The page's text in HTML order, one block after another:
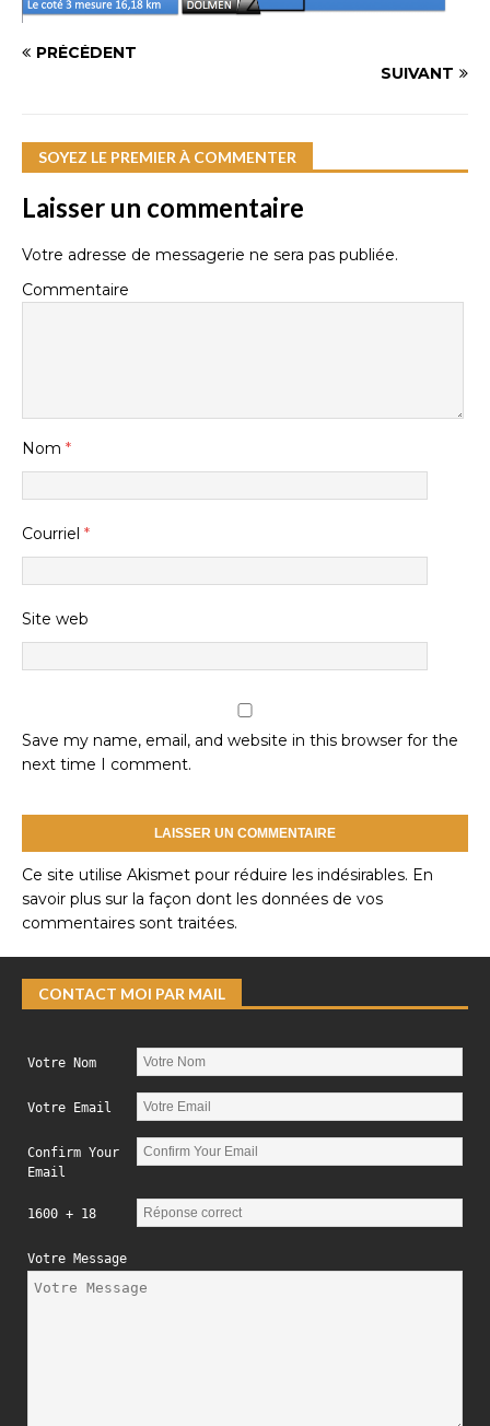
PRÉCÉDENT
SUIVANT
SOYEZ LE PREMIER À COMMENTER
Laisser un commentaire
Votre adresse de messagerie ne sera pas publiée.
Commentaire
Nom *
Courriel *
Site web
Save my name, email, and website in this browser for the
next time I comment.
Ce site utilise Akismet pour réduire les indésirables. En
savoir plus sur la façon dont les données de vos
commentaires sont traitées.
CONTACT MOI PAR MAIL
Votre Nom
Votre Email
Confirm Your
Email
1600 + 18
Votre Message